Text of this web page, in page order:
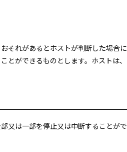
それがあるとホストが判断した場合に
とができるものとします。ホストは、
又は一部を停止又は中断することがで